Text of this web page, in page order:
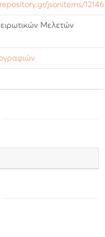
jsonitems/12146
Μελετών